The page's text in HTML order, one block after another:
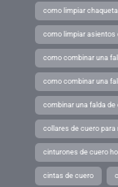
como limpiar
como limpiar asientos
como combinar una
como combinar una
combinar una falda de
collares de cuero para
cinturones de cuero
cintas de cuero